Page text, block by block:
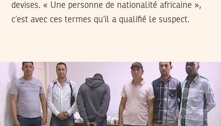
devises. « Une personne de nationalité africaine »,
c’est avec ces termes qu’il a qualifié le suspect.